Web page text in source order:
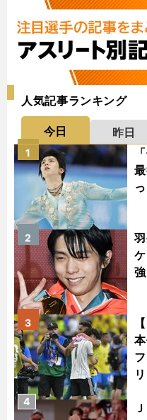
人気記事ランキング
今日 昨日
1
2
3
4